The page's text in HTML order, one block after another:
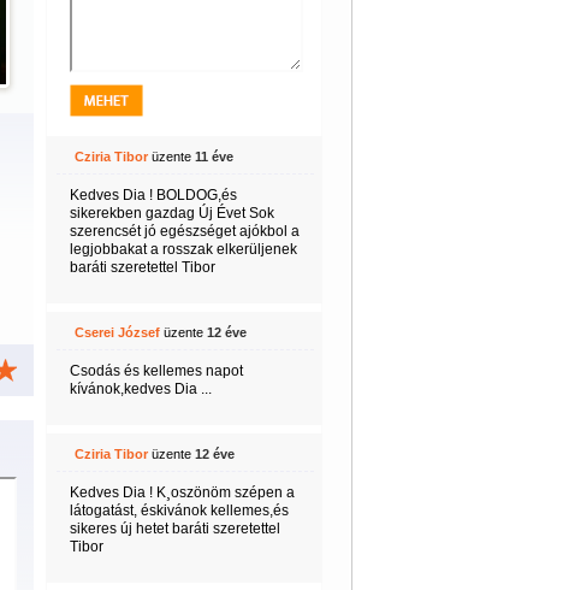
Cziria Tiborüzente 11 éve
Kedves Dia ! BOLDOG,és
sikerekben gazdag Új Évet Sok
szerencsét jó egészséget ajókbol a
legjobbakat a rosszak elkerüljenek
baráti szeretettel Tibor
Cserei Józsefüzente 12 éve
Csodás és kellemes napot
kívánok,kedves Dia ...
Cziria Tiborüzente 12 éve
Kedves Dia ! K¸oszönöm szépen a
látogatást, éskivánok kellemes,és
sikeres új hetet baráti szeretettel
Tibor